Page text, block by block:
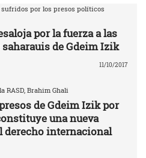
por los presos políticos
por la fuerza a las
de Gdeim Izik
11/10/2017
RASD, Brahim Ghali
de Gdeim Izik por
una nueva
derecho internacional